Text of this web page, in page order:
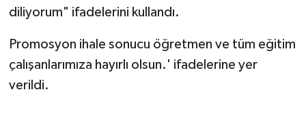
diliyorum" ifadelerini kullandı.
Promosyon ihale sonucu öğretmen ve tüm eğitim
çalışanlarımıza hayırlı olsun.' ifadelerine yer
verildi.